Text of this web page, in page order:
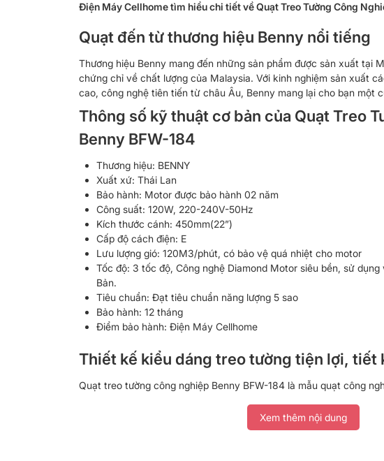
Điện Máy Cellhome tìm hiểu chi tiết về Quạt Treo Tường Công
Quạt đến từ thương hiệu Benny nổi tiếng
Thương hiệu Benny mang đến những sản phẩm được sản xuất tại
chứng chỉ về chất lượng của Malaysia. Với kinh nghiệm sản xuất
cao, công nghệ tiên tiến từ châu Âu, Benny mang lại cho bạn một
Thông số kỹ thuật cơ bản của Quạt Treo
Benny BFW-184
Thương hiệu: BENNY
Xuất xứ: Thái Lan
Bảo hành: Motor được bảo hành 02 năm
Công suất: 120W, 220-240V-50Hz
Kích thước cánh: 450mm(22”)
Cấp độ cách điện: E
Lưu lượng gió: 120M3/phút, có bảo vệ quá nhiệt cho motor
Tốc độ: 3 tốc độ, Công nghệ Diamond Motor siêu bền, sử dụng
Bản.
Tiêu chuẩn: Đạt tiêu chuẩn năng lượng 5 sao
Bảo hành: 12 tháng
Điểm bảo hành: Điện Máy Cellhome
Thiết kế kiểu dáng treo tường tiện lợi, tiết
Quạt treo tường công nghiệp Benny BFW-184 là mẫu quạt công
dùng, sản phẩm có thiết kế dạng treo tường vô dùng tiện lợi, giúp
Xem thêm nội dung